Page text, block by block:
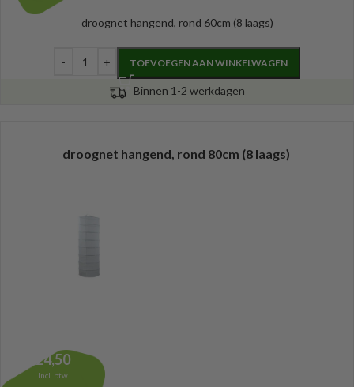
droognet hangend, rond 60cm (8 laags)
TOEVOEGEN AAN WINKELWAGEN
Binnen 1-2 werkdagen
droognet hangend, rond 80cm (8 laags)
24,50
Incl. btw